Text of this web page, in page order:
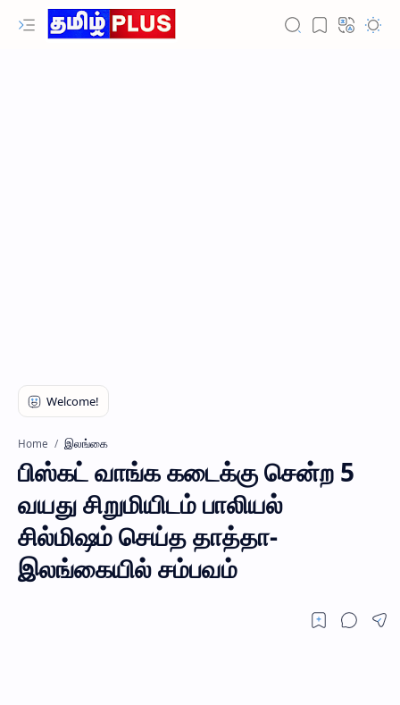
Home இலங்கை
பிஸ்கட் வாங்க கடைக்கு சென்ற 5
வயது சிறுமியிடம் பாலியல்
சில்மிஷம் செய்த தாத்தா-
இலங்கையில் சம்பவம்